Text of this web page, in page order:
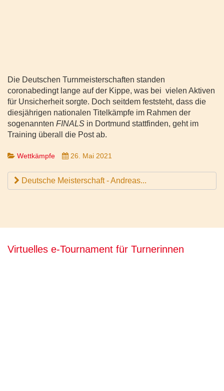
Die Deutschen Turnmeisterschaften standen
coronabedingt lange auf der Kippe, was bei vielen Aktiven
für Unsicherheit sorgte. Doch seitdem feststeht, dass die
diesjährigen nationalen Titelkämpfe im Rahmen der
sogenannten FINALS in Dortmund stattfinden, geht im
Training überall die Post ab.
Wettkämpfe 26. Mai 2021
Deutsche Meisterschaft - Andreas...
Virtuelles e-Tournament für Turnerinnen